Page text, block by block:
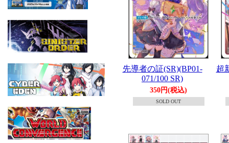
先導者の証(SR)(BP01-
071/100 SR)
350円(税込)
SOLD OUT
超